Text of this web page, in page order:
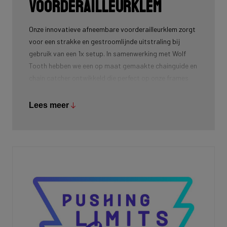
voorderailleurklem
Onze innovatieve afneembare voorderailleurklem zorgt
voor een strakke en gestroomlijnde uitstraling bij
gebruik van een 1x setup. In samenwerking met Wolf
Tooth hebben we een op maat gemaakte chainguide en
hebben we ook een specifieke afdekking ontworpen om
Lees meer